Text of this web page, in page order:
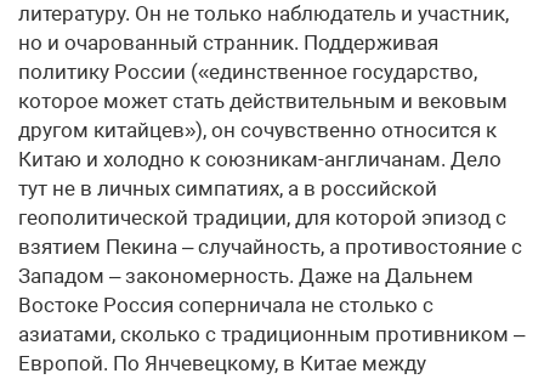
литературу. Он не только наблюдатель и участник,
но и очарованный странник. Поддерживая
политику России («единственное государство,
которое может стать действительным и вековым
другом китайцев»), он сочувственно относится к
Китаю и холодно к союзникам-англичанам. Дело
тут не в личных симпатиях, а в российской
геополитической традиции, для которой эпизод с
взятием Пекина – случайность, а противостояние с
Западом – закономерность. Даже на Дальнем
Востоке Россия соперничала не столько с
азиатами, сколько с традиционным противником –
Европой. По Янчевецкому, в Китае между